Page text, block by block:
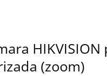
(zoom)